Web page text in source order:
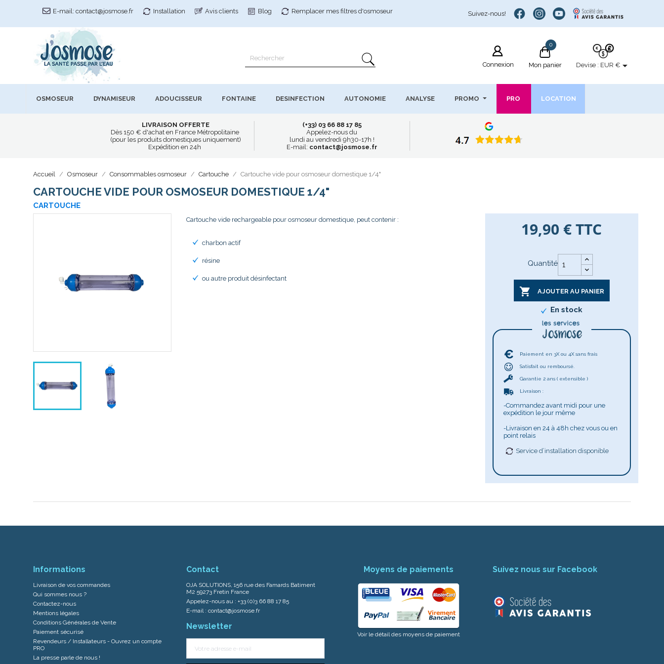
E-mail: contact@josmose.fr Installation Avis clients Blog Remplacer mes filtres d'osmoseur Suivez-nous!
Connexion Mon panier
0
Devise : EUR €
OSMOSEUR DYNAMISEUR ADOUCISSEUR FONTAINE DESINFECTION AUTONOMIE ANALYSE PROMO PRO LOCATION
LIVRAISON OFFERTE
Dès 150 € d'achat en France Métropolitaine
(pour les produits domestiques uniquement)
Expédition en 24h
(+33) 03 66 88 17 85
Appelez-nous du
lundi au vendredi 9h30-17h !
E-mail: contact@josmose.fr
Accueil Osmoseur Consommables osmoseur Cartouche Cartouche vide pour osmoseur domestique 1/4"
CARTOUCHE VIDE POUR OSMOSEUR DOMESTIQUE 1/4"
CARTOUCHE
Cartouche vide rechargeable pour osmoseur domestique, peut contenir :
charbon actif
résine
ou autre produit désinfectant
19,90 €TTC
Quantité
 AJOUTER AU PANIER
En stock
Paiement en 3X ou 4X sans frais
Satisfait ou remboursé.
Garantie 2 ans ( extensible )
Livraison :
-Commandez avant midi pour une
expédition le jour même
-Livraison en 24 à 48h chez vous ou en
point relais
Service d’installation disponible
Informations
Livraison de vos commandes
Qui sommes nous ?
Contactez-nous
Mentions légales
Conditions Générales de Vente
Paiement sécurisé
Revendeurs / Installateurs - Ouvrez un compte
PRO
La presse parle de nous !
Contact
OJA SOLUTIONS, 156 rue des Famards Batiment
M2 59273 Fretin France
Appelez-nous au : +33 (0)3 66 88 17 85
E-mail : contact@josmose.fr
Newsletter
Moyens de paiements
Voir le détail des moyens de paiement
Suivez nous sur Facebook
Assistant Josmose